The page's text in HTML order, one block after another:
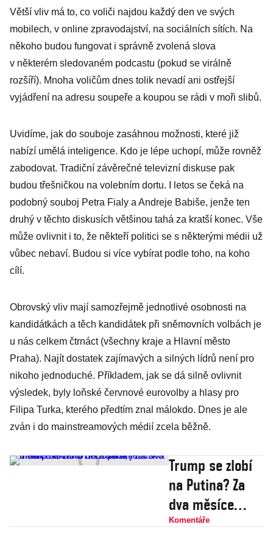
Větší vliv má to, co voliči najdou každý den ve svých
mobilech, v online zpravodajství, na sociálních sítích. Na
někoho budou fungovat i správně zvolená slova
v některém sledovaném podcastu (pokud se virálně
rozšíří). Mnoha voličům dnes tolik nevadí ani ostřejší
vyjádření na adresu soupeře a koupou se rádi v moři slibů.
Uvidíme, jak do souboje zasáhnou možnosti, které již
nabízí umělá inteligence. Kdo je lépe uchopí, může rovněž
zabodovat. Tradiční závěrečné televizní diskuse pak
budou třešničkou na volebním dortu. I letos se čeká na
podobný souboj Petra Fialy a Andreje Babiše, jenže ten
druhý v těchto diskusích většinou tahá za kratší konec. Vše
může ovlivnit i to, že někteří politici se s některými médii už
vůbec nebaví. Budou si více vybírat podle toho, na koho
cílí.
Obrovský vliv mají samozřejmě jednotlivé osobnosti na
kandidátkách a těch kandidátek při sněmovních volbách je
u nás celkem čtrnáct (všechny kraje a Hlavní město
Praha). Najít dostatek zajímavých a silných lídrů není pro
nikoho jednoduché. Příkladem, jak se dá silně ovlivnit
výsledek, byly loňské červnové eurovolby a hlasy pro
Filipa Turka, kterého předtím znal málokdo. Dnes je ale
zván i do mainstreamových médií zcela běžně.
Trump se zlobí
na Putina? Za
dva měsíce
ničeho
Komentáře